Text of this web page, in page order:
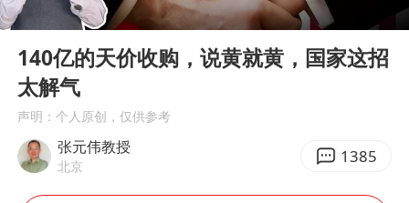
秋天的第一杯奶茶到底有多火
38岁演员求职万岁山NPC成功
国乒男单横滨冠军赛全军覆没
U17国足三连胜晋级明日之星半决赛
胡彦斌获《歌手2026》歌王
Play
00:00
140亿的天价收购，说黄就黄，国家这招
太解气
声明：个人原创，仅供参考
张元伟教授
北京 1385